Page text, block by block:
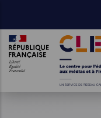
contenu
principal
Images Images